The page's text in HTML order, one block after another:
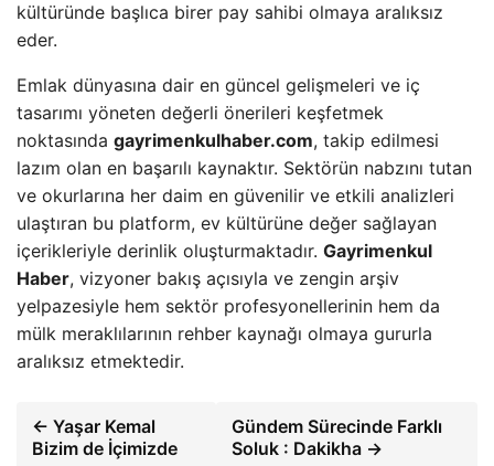
kültüründe başlıca birer pay sahibi olmaya aralıksız
eder.
Emlak dünyasına dair en güncel gelişmeleri ve iç
tasarımı yöneten değerli önerileri keşfetmek
noktasında gayrimenkulhaber.com, takip edilmesi
lazım olan en başarılı kaynaktır. Sektörün nabzını tutan
ve okurlarına her daim en güvenilir ve etkili analizleri
ulaştıran bu platform, ev kültürüne değer sağlayan
içerikleriyle derinlik oluşturmaktadır. Gayrimenkul
Haber, vizyoner bakış açısıyla ve zengin arşiv
yelpazesiyle hem sektör profesyonellerinin hem da
mülk meraklılarının rehber kaynağı olmaya gururla
aralıksız etmektedir.
← Yaşar Kemal
Bizim de İçimizde
Gündem Sürecinde Farklı
Soluk : Dakikha →